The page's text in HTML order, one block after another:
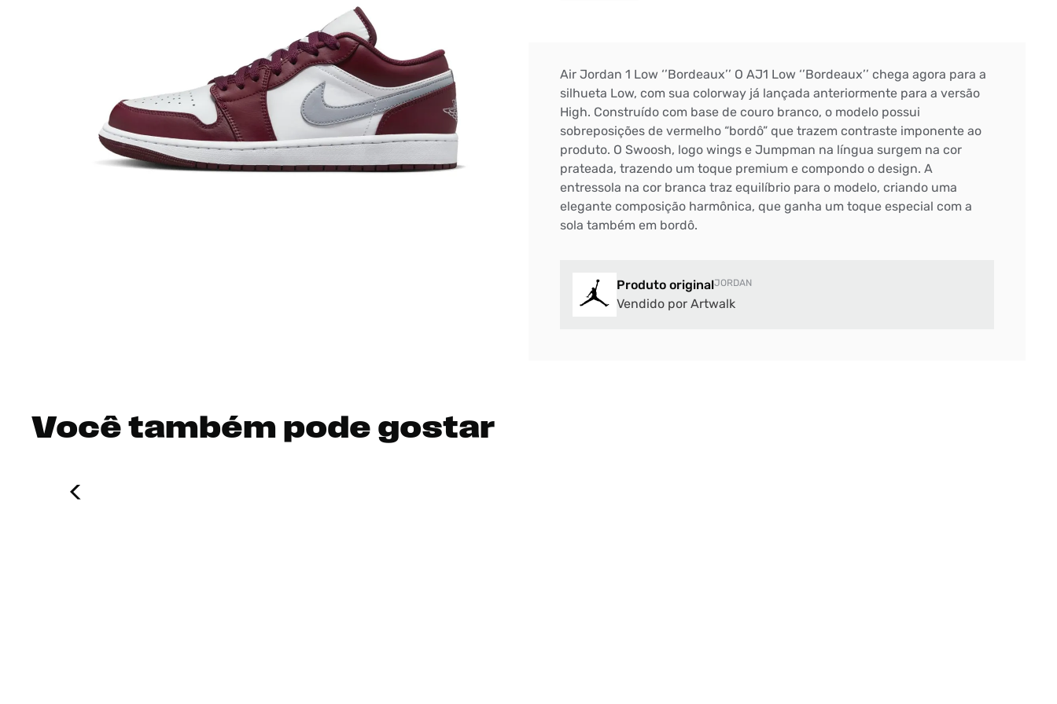
Air Jordan 1 Low ‘’Bordeaux’’ O AJ1 Low ‘’Bordeaux’’ chega agora para a
silhueta Low, com sua colorway já lançada anteriormente para a versão
High. Construído com base de couro branco, o modelo possui
sobreposições de vermelho “bordô” que trazem contraste imponente ao
produto. O Swoosh, logo wings e Jumpman na língua surgem na cor
prateada, trazendo um toque premium e compondo o design. A
entressola na cor branca traz equilíbrio para o modelo, criando uma
elegante composição harmônica, que ganha um toque especial com a
sola também em bordô.
Produto originalJORDAN
Vendido por Artwalk
Você também pode gostar